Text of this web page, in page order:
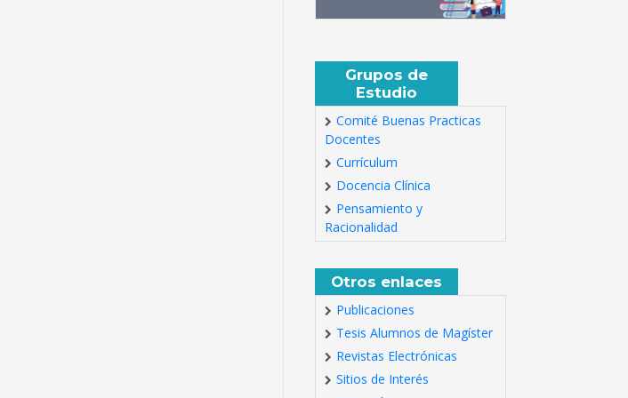
Grupos de
Estudio
Comité Buenas Practicas
Docentes
Currículum
Docencia Clínica
Pensamiento y
Racionalidad
Otros enlaces
Publicaciones
Tesis Alumnos de Magíster
Revistas Electrónicas
Sitios de Interés